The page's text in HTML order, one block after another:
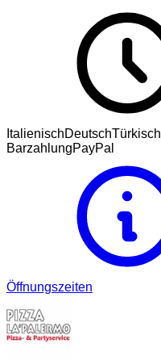
ItalienischDeutschTürkisch
BarzahlungPayPal
Öffnungszeiten